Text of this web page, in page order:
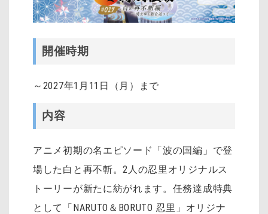
開催時期
～2027年1月11日（月）まで
内容
アニメ初期の名エピソード「波の国編」で登
場した白と再不斬。2人の忍里オリジナルス
トーリーが新たに紡がれます。任務達成特典
として「NARUTO＆BORUTO 忍里」オリジナ